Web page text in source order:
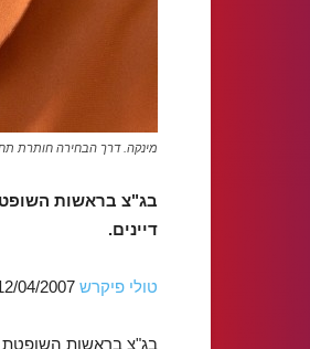
מינקה. דרך הבחירה חותרת
בג"צ בראשות
דיינים.
טולי פיקרש
בג"צ בראשות השופטת